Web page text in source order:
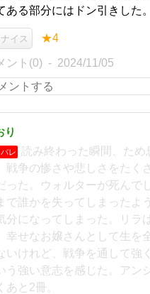
ある部分にはドン引きした。
ナイス ★4
ント(0) 2024/11/05
り
レ
読み終わった瞬間、ため
戦争の惨さや悲しさをたく
った。ウォルターが死んで
で誰かを失ってしまったよ
分になってしまった。リラ
幸せなお嬢さんとして生を
いけれど、戦争を通して強
う強い意志を感じた。アン
あと2冊。